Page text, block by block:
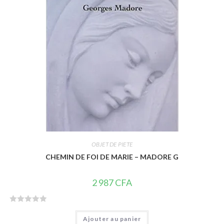
OBJET DE PIETE
CHEMIN DE FOI DE MARIE – MADORE G
2 987CFA
Ajouter au panier